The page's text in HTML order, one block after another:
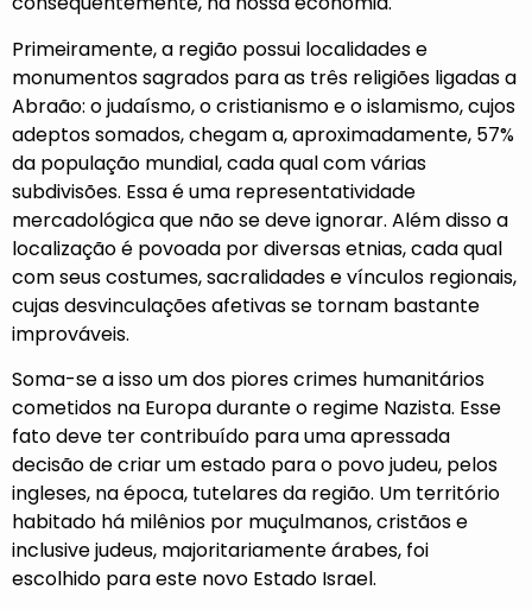
Primeiramente, a região possui localidades e
monumentos sagrados para as três religiões ligadas a
Abraão: o judaísmo, o cristianismo e o islamismo, cujos
adeptos somados, chegam a, aproximadamente, 57%
da população mundial, cada qual com várias
subdivisões. Essa é uma representatividade
mercadológica que não se deve ignorar. Além disso a
localização é povoada por diversas etnias, cada qual
com seus costumes, sacralidades e vínculos regionais,
cujas desvinculações afetivas se tornam bastante
improváveis.
Soma-se a isso um dos piores crimes humanitários
cometidos na Europa durante o regime Nazista. Esse
fato deve ter contribuído para uma apressada
decisão de criar um estado para o povo judeu, pelos
ingleses, na época, tutelares da região. Um território
habitado há milênios por muçulmanos, cristãos e
inclusive judeus, majoritariamente árabes, foi
escolhido para este novo Estado Israel.